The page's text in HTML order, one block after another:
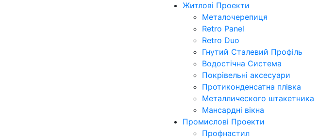
Житлові Проекти
Металочерепиця
Retro Panel
Retro Duo
Гнутий Сталевий Профіль
Водостічна Система
Покрівельні аксесуари
Протиконденсатна плівка
Металлического штакетника
Мансардні вікна
Промислові Проекти
Профнастил